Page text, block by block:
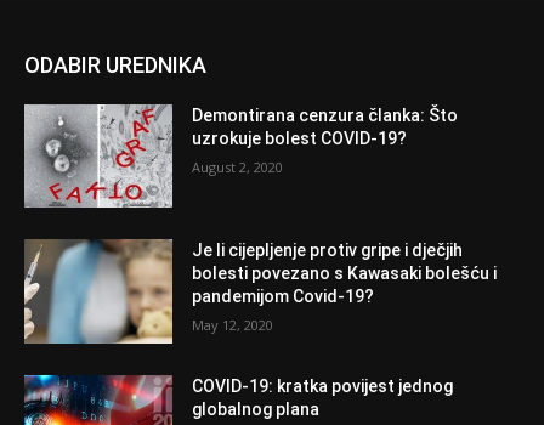
ODABIR UREDNIKA
Demontirana cenzura članka: Što
uzrokuje bolest COVID-19?
August 2, 2020
Je li cijepljenje protiv gripe i dječjih
bolesti povezano s Kawasaki bolešću i
pandemijom Covid-19?
May 12, 2020
COVID-19: kratka povijest jednog
globalnog plana